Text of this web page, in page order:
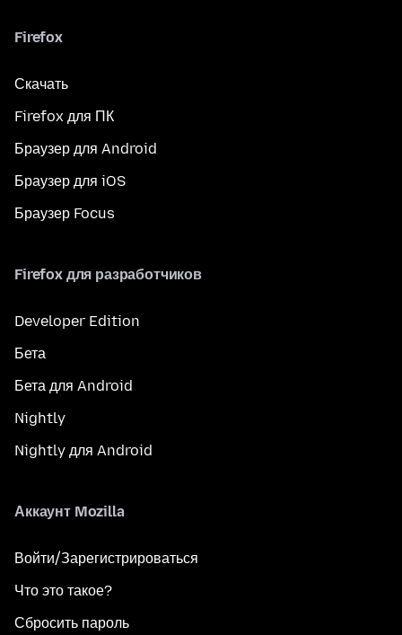
Firefox
Скачать
Firefox для ПК
Браузер для Android
Браузер для iOS
Браузер Focus
Firefox для разработчиков
Developer Edition
Бета
Бета для Android
Nightly
Nightly для Android
Аккаунт Mozilla
Войти/Зарегистрироваться
Что это такое?
Сбросить пароль